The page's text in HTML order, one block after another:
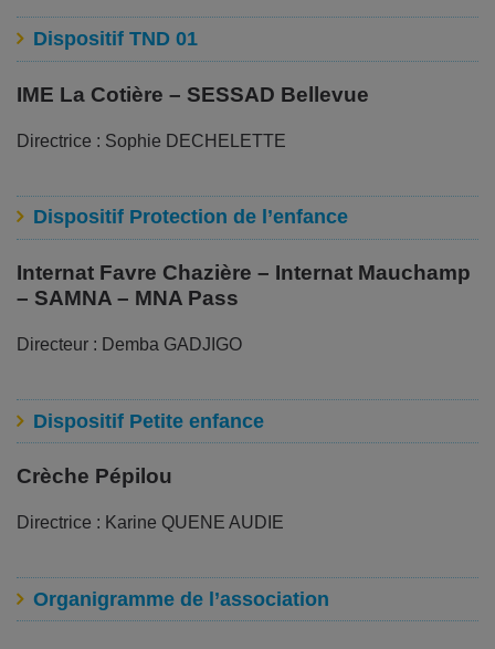
Dispositif TND 01
IME La Cotière – SESSAD Bellevue
Directrice : Sophie DECHELETTE
Dispositif Protection de l’enfance
Internat Favre Chazière – Internat Mauchamp
– SAMNA – MNA Pass
Directeur : Demba GADJIGO
Dispositif Petite enfance
Crèche Pépilou
Directrice : Karine QUENE AUDIE
Organigramme de l’association